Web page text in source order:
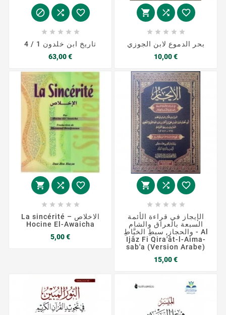
  
    
تاريخ ابن خلدون 1 / 4
63,00 €Prix
  
    
بحر الدموع لابن الجوزي
10,00 €Prix
  
    
La sincérité – الاخلاص
Hocine El-Awaicha
5,00 €Prix
  
    
الإيجاز في قراءة الأئمة
السبعة بالعراق والشام
والحجاز, سبطِ الخيَّاطِ - Al
Ijâz Fi Qira'ât-l-Aima-
sab'a (Version Arabe)
15,00 €Prix